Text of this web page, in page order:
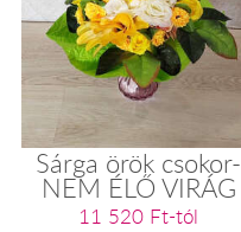
Sárga örök csokor-
NEM ÉLŐ VIRÁG
11 520 Ft-tól